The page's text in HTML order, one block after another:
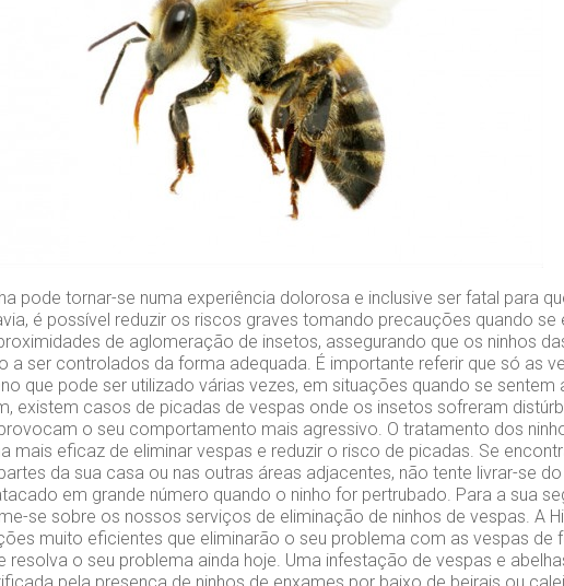
pode tornar-se numa experiência dolorosa e inclusive ser fatal para
é possível reduzir os riscos graves tomando precauções quando se
de aglomeração de insetos, assegurando que os ninhos
a ser controlados da forma adequada. É importante referir que só as
que pode ser utilizado várias vezes, em situações quando se
existem casos de picadas de vespas onde os insetos sofreram
o seu comportamento mais agressivo. O tratamento dos
mais eficaz de eliminar vespas e reduzir o risco de picadas. Se
da sua casa ou nas outras áreas adjacentes, não tente livrar-se
em grande número quando o ninho for pertrubado. Para a sua
se sobre os nossos serviços de eliminação de ninhos de vespas. A
muito eficientes que eliminarão o seu problema com as vespas de
resolva o seu problema ainda hoje. Uma infestação de vespas e
pela presença de ninhos de enxames por baixo de beirais ou